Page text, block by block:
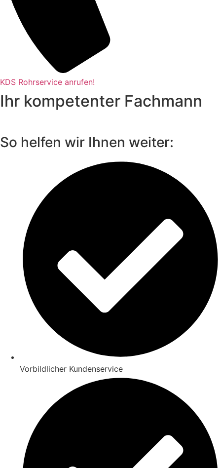
KDS Rohrservice anrufen!
Ihr kompetenter Fachmann
So helfen wir Ihnen weiter:
Vorbildlicher Kundenservice